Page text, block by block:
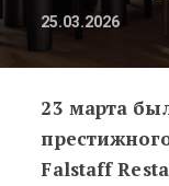
25.03.2026
Falstaff
23 марта
Falstaff